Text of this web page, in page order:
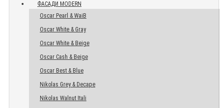
ФАСАДИ MODERN
Oscar Pearl & WaiB
Oscar White & Gray
Oscar White & Beige
Oscar Cash & Beige
Oscar Best & Blue
Nikolas Grey & Decape
Nikolas Walnut Itali